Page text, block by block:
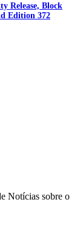
Release, Block
Edition 372
Notícias sobre o